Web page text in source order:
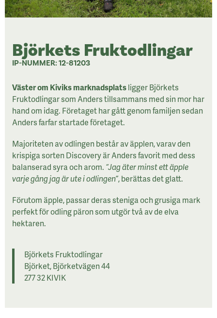
Björkets Fruktodlingar
IP-NUMMER: 12-81203
Väster om Kiviks marknadsplatsligger Björkets
Fruktodlingar som Anders tillsammans med sin mor har
hand om idag. Företaget har gått genom familjen sedan
Anders farfar startade företaget.
Majoriteten av odlingen består av äpplen, varav den
krispiga sorten Discovery är Anders favorit med dess
balanserad syra och arom. “Jag äter minst ett äpple
varje gång jag är ute i odlingen”, berättas det glatt.
Förutom äpple, passar deras steniga och grusiga mark
perfekt för odling päron som utgör två av de elva
hektaren.
Björkets Fruktodlingar
Björket, Björketvägen 44
277 32 KIVIK